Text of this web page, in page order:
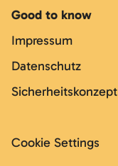
Good to know
Impressum
Datenschutz
Sicherheitskonzept
Cookie Settings